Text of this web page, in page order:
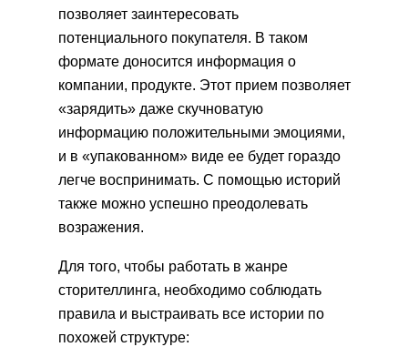
позволяет заинтересовать
потенциального покупателя. В таком
формате доносится информация о
компании, продукте. Этот прием позволяет
«зарядить» даже скучноватую
информацию положительными эмоциями,
и в «упакованном» виде ее будет гораздо
легче воспринимать. С помощью историй
также можно успешно преодолевать
возражения.
Для того, чтобы работать в жанре
сторителлинга, необходимо соблюдать
правила и выстраивать все истории по
похожей структуре: